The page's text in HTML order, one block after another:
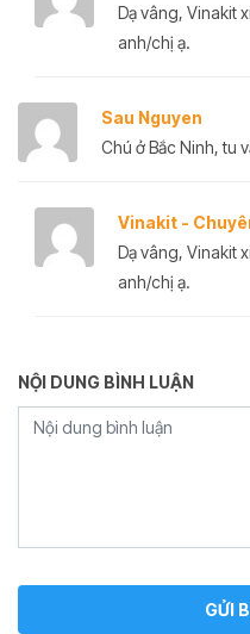
Dạ vâng, Vinakit
anh/chị ạ.
Sau Nguyen
Chú ở Bắc Ninh, tu
Vinakit -
Dạ vâng, Vinakit
anh/chị ạ.
NỘI DUNG BÌNH LUẬN